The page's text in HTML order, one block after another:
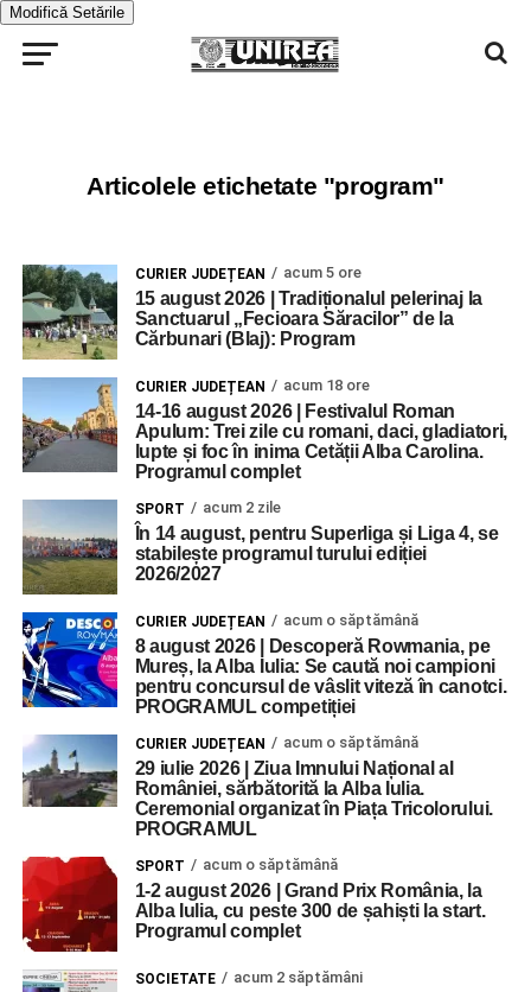
Modifică Setările
Articolele etichetate "program"
CURIER JUDEȚEAN acum 5 ore
15 august 2026 | Tradiționalul pelerinaj la
Sanctuarul „Fecioara Săracilor” de la
Cărbunari (Blaj): Program
CURIER JUDEȚEAN acum 18 ore
14-16 august 2026 | Festivalul Roman
Apulum: Trei zile cu romani, daci, gladiatori,
lupte și foc în inima Cetății Alba Carolina.
Programul complet
SPORT acum 2 zile
În 14 august, pentru Superliga și Liga 4, se
stabilește programul turului ediției
2026/2027
CURIER JUDEȚEAN acum o săptămână
8 august 2026 | Descoperă Rowmania, pe
Mureș, la Alba Iulia: Se caută noi campioni
pentru concursul de vâslit viteză în canotci.
PROGRAMUL competiției
CURIER JUDEȚEAN acum o săptămână
29 iulie 2026 | Ziua Imnului Național al
României, sărbătorită la Alba Iulia.
Ceremonial organizat în Piața Tricolorului.
PROGRAMUL
SPORT acum o săptămână
1-2 august 2026 | Grand Prix România, la
Alba Iulia, cu peste 300 de șahiști la start.
Programul complet
SOCIETATE acum 2 săptămâni